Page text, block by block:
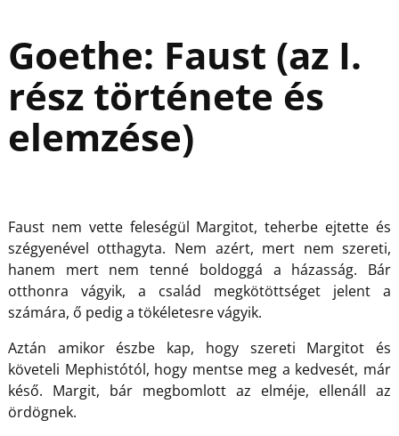
Goethe: Faust (az I.
rész története és
elemzése)
Faust nem vette feleségül Margitot, teherbe ejtette és
szégyenével otthagyta. Nem azért, mert nem szereti,
hanem mert nem tenné boldoggá a házasság. Bár
otthonra vágyik, a család megkötöttséget jelent a
számára, ő pedig a tökéletesre vágyik.
Aztán amikor észbe kap, hogy szereti Margitot és
követeli Mephistótól, hogy mentse meg a kedvesét, már
késő. Margit, bár megbomlott az elméje, ellenáll az
ördögnek.